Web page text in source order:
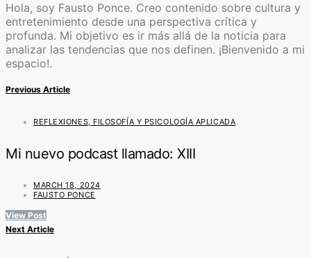
Hola, soy Fausto Ponce. Creo contenido sobre cultura y
entretenimiento desde una perspectiva crítica y
profunda. Mi objetivo es ir más allá de la noticia para
analizar las tendencias que nos definen. ¡Bienvenido a mi
espacio!.
Previous Article
REFLEXIONES, FILOSOFÍA Y PSICOLOGÍA APLICADA
Mi nuevo podcast llamado: XIII
MARCH 18, 2024
FAUSTO PONCE
View Post
Next Article